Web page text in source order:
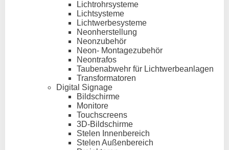
Lichtrohrsysteme
Lichtsysteme
Lichtwerbesysteme
Neonherstellung
Neonzubehör
Neon- Montagezubehör
Neontrafos
Taubenabwehr für Lichtwerbeanlagen
Transformatoren
Digital Signage
Bildschirme
Monitore
Touchscreens
3D-Bildschirme
Stelen Innenbereich
Stelen Außenbereich